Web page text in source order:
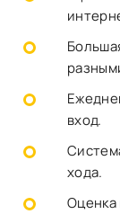
вход.
хода.
Оценка